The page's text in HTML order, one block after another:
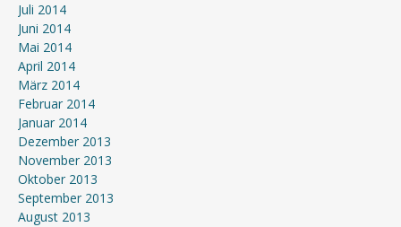
Juli 2014
Juni 2014
Mai 2014
April 2014
März 2014
Februar 2014
Januar 2014
Dezember 2013
November 2013
Oktober 2013
September 2013
August 2013